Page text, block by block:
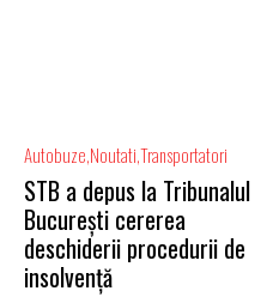
Autobuze NoutatiTransportatori
STB a depus la Tribunalul
București cererea
deschiderii procedurii de
insolvență